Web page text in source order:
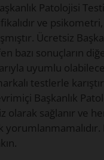
Patolojisi
ve
Ücretsiz
bazı sonuçların
uyumlu
testlerle
Başkanlık
olarak sağlanır ve